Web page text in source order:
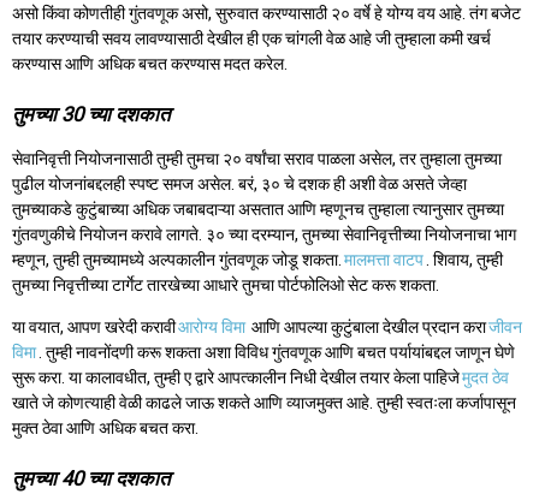
असो किंवा कोणतीही गुंतवणूक असो, सुरुवात करण्यासाठी २० वर्षे हे योग्य वय आहे. तंग बजेट
तयार करण्याची सवय लावण्यासाठी देखील ही एक चांगली वेळ आहे जी तुम्हाला कमी खर्च
करण्यास आणि अधिक बचत करण्यास मदत करेल.
तुमच्या 30 च्या दशकात
सेवानिवृत्ती नियोजनासाठी तुम्ही तुमचा २० वर्षांचा सराव पाळला असेल, तर तुम्हाला तुमच्या
पुढील योजनांबद्दलही स्पष्ट समज असेल. बरं, ३० चे दशक ही अशी वेळ असते जेव्हा
तुमच्याकडे कुटुंबाच्या अधिक जबाबदाऱ्या असतात आणि म्हणूनच तुम्हाला त्यानुसार तुमच्या
गुंतवणुकीचे नियोजन करावे लागते. ३० च्या दरम्यान, तुमच्या सेवानिवृत्तीच्या नियोजनाचा भाग
म्हणून, तुम्ही तुमच्यामध्ये अल्पकालीन गुंतवणूक जोडू शकता. मालमत्ता वाटप . शिवाय, तुम्ही
तुमच्या निवृत्तीच्या टार्गेट तारखेच्या आधारे तुमचा पोर्टफोलिओ सेट करू शकता.
या वयात, आपण खरेदी करावीआरोग्य विमा आणि आपल्या कुटुंबाला देखील प्रदान कराजीवन
विमा . तुम्ही नावनोंदणी करू शकता अशा विविध गुंतवणूक आणि बचत पर्यायांबद्दल जाणून घेणे
सुरू करा. या कालावधीत, तुम्ही ए द्वारे आपत्कालीन निधी देखील तयार केला पाहिजेमुदत ठेव
खाते जे कोणत्याही वेळी काढले जाऊ शकते आणि व्याजमुक्त आहे. तुम्ही स्वतःला कर्जापासून
मुक्त ठेवा आणि अधिक बचत करा.
तुमच्या 40 च्या दशकात